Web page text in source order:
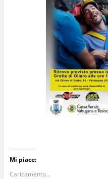
Mi piace:
Caricamento...